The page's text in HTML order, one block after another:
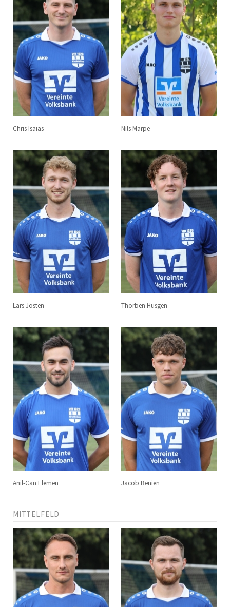
Chris Isaias Nils Marpe
Lars Josten Thorben Hüsgen
Anil-Can Elemen Jacob Benien
MITTELFELD